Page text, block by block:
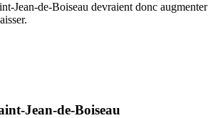
Jean-de-Boiseau devraient donc augmenter
.
Jean-de-Boiseau